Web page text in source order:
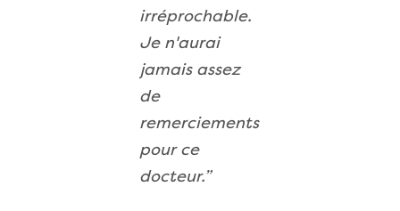
irréprochable.
Je n'aurai
jamais assez
de
remerciements
pour ce
docteur.”